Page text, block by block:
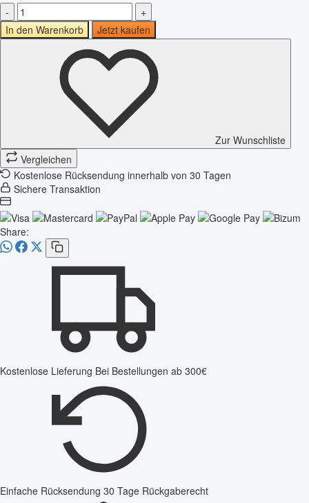
-
+
In den Warenkorb
Jetzt kaufen
Zur Wunschliste
Vergleichen
Kostenlose Rücksendung innerhalb von 30 Tagen
Sichere Transaktion
Share:
Kostenlose Lieferung Bei Bestellungen ab 300€
Einfache Rücksendung 30 Tage Rückgaberecht